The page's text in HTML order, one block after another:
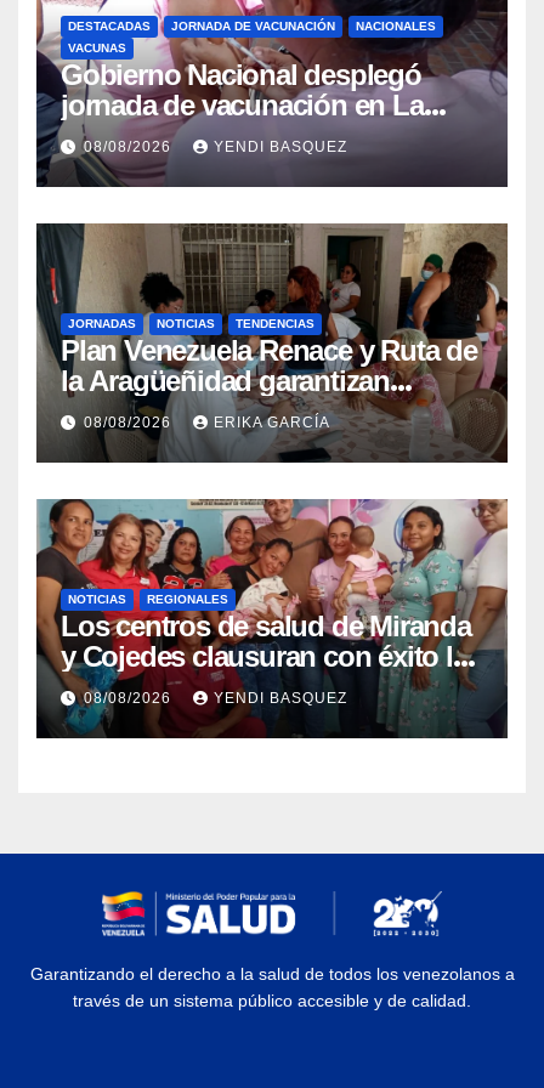
DESTACADAS JORNADA DE VACUNACIÓN
NACIONALES
VACUNAS
Gobierno Nacional desplegó
jornada de vacunación en La
Guaira para garantizar protección
epidemiológica
08/08/2026 YENDI BASQUEZ
JORNADAS NOTICIAS TENDENCIAS
Plan Venezuela Renace y Ruta de
la Aragüeñidad garantizan
atención médica integral en
Aragua
08/08/2026 ERIKA GARCÍA
NOTICIAS REGIONALES
Los centros de salud de Miranda
y Cojedes clausuran con éxito la
Semana Mundial de la Lactancia
Materna
08/08/2026 YENDI BASQUEZ
Garantizando el derecho a la salud de todos los venezolanos a
través de un sistema público accesible y de calidad.